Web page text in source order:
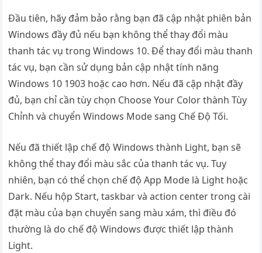
Đầu tiên, hãy đảm bảo rằng bạn đã cập nhật phiên bản
Windows đầy đủ nếu bạn không thể thay đổi màu
thanh tác vụ trong Windows 10. Để thay đổi màu thanh
tác vụ, bạn cần sử dụng bản cập nhật tính năng
Windows 10 1903 hoặc cao hơn. Nếu đã cập nhật đầy
đủ, bạn chỉ cần tùy chọn Choose Your Color thành Tùy
Chỉnh và chuyển Windows Mode sang Chế Độ Tối.
Nếu đã thiết lập chế độ Windows thành Light, bạn sẽ
không thể thay đổi màu sắc của thanh tác vụ. Tuy
nhiên, bạn có thể chọn chế độ App Mode là Light hoặc
Dark. Nếu hộp Start, taskbar và action center trong cài
đặt màu của bạn chuyển sang màu xám, thì điều đó
thường là do chế độ Windows được thiết lập thành
Light.